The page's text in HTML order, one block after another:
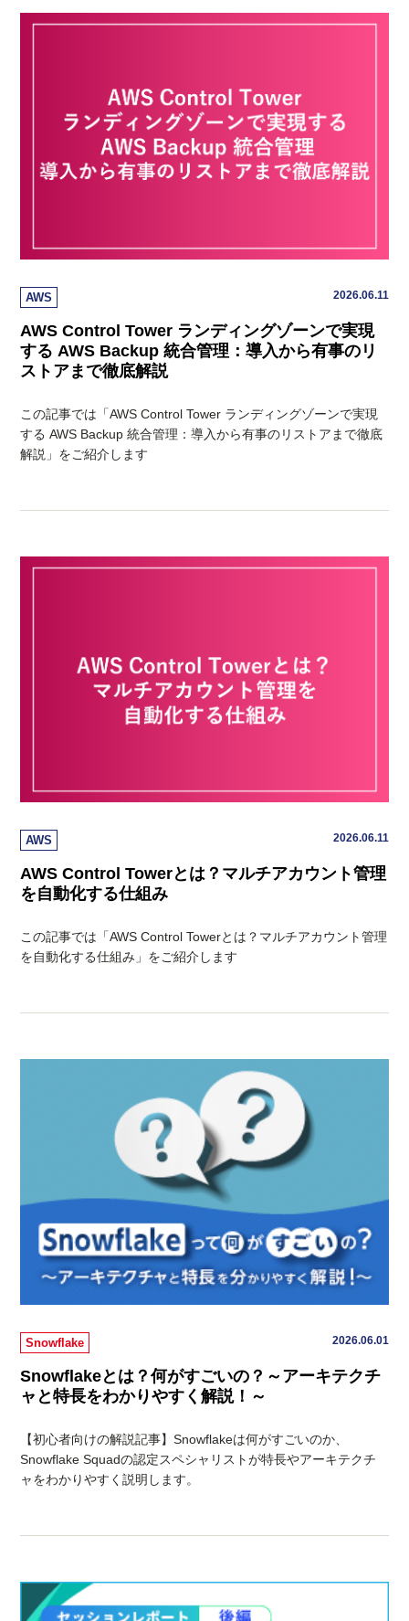
AWS 2026.06.11
AWS Control Tower ランディングゾーンで実現
する AWS Backup 統合管理：導入から有事のリ
ストアまで徹底解説
この記事では「AWS Control Tower ランディングゾーンで実現
する AWS Backup 統合管理：導入から有事のリストアまで徹底
解説」をご紹介します
AWS 2026.06.11
AWS Control Towerとは？マルチアカウント管理
を自動化する仕組み
この記事では「AWS Control Towerとは？マルチアカウント管理
を自動化する仕組み」をご紹介します
Snowflake 2026.06.01
Snowflakeとは？何がすごいの？～アーキテクチ
ャと特長をわかりやすく解説！～
【初心者向けの解説記事】Snowflakeは何がすごいのか、
Snowflake Squadの認定スペシャリストが特長やアーキテクチ
ャをわかりやすく説明します。